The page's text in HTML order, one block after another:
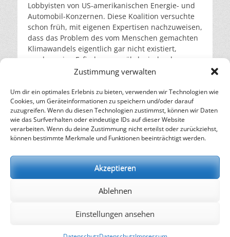
Zustimmung verwalten
Um dir ein optimales Erlebnis zu bieten, verwenden wir Technologien wie
Cookies, um Geräteinformationen zu speichern und/oder darauf
zuzugreifen. Wenn du diesen Technologien zustimmst, können wir Daten
wie das Surfverhalten oder eindeutige IDs auf dieser Website
verarbeiten. Wenn du deine Zustimmung nicht erteilst oder zurückziehst,
können bestimmte Merkmale und Funktionen beeinträchtigt werden.
Akzeptieren
Ablehnen
Einstellungen ansehen
Lobbyisten von US-amerikanischen Energie- und
Automobil-Konzernen. Diese Koalition versuchte
schon früh, mit eigenen Expertisen nachzuweisen,
dass das Problem des vom Menschen gemachten
Klimawandels eigentlich gar nicht existiert,
sondern eine Erfindung von ökologisch oder
sozialistisch motivierten Wissenschaftlern ist
Beitragsnavigation Neuere Beiträge→
– Energie für die Zukunft –
Nachhaltigkeit, Kreislaufwirtschaft,
Erneuerbare Energien, Klimawandel und Energiewende.